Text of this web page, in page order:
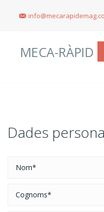
MECA-RÀPID
Dades